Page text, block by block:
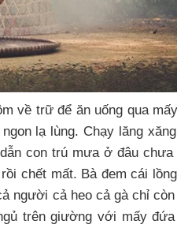
về trữ để ăn uống qua
lạ lùng. Chạy lăng
con trú mưa ở đâu
chết mất. Bà đem cái
người cả heo cả gà chỉ
trên giường với mấy